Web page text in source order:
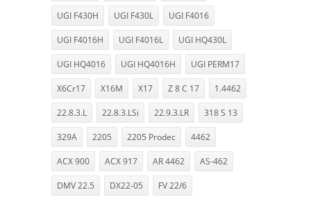
UGI F430H UGI F430L UGI F4016
UGI F4016H UGI F4016L UGI HQ430L
UGI HQ4016 UGI HQ4016H UGI PERM17
X6Cr17 X16M X17 Z 8 C 17 1.4462
22.8.3.L 22.8.3.LSi 22.9.3.LR 318 S 13
329A 2205 2205 Prodec 4462
ACX 900 ACX 917 AR 4462 AS-462
DMV 22.5 DX22-05 FV 22/6